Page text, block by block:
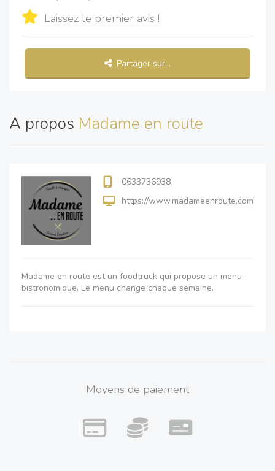
Laissez le premier avis !
Partager sur...
A propos Madame en route
0633736938
https://www.madameenroute.com
Madame en route est un foodtruck qui propose un menu
bistronomique. Le menu change chaque semaine.
Moyens de paiement